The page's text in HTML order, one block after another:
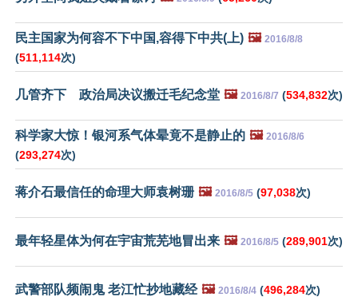
民主国家为何容不下中国,容得下中共(上) 🖼️ 2016/8/8
(511,114次)
几管齐下 政治局决议搬迁毛纪念堂 🖼️ 2016/8/7 (534,832次)
科学家大惊！银河系气体晕竟不是静止的 🖼️ 2016/8/6
(293,274次)
蒋介石最信任的命理大师袁树珊 🖼️ 2016/8/5 (97,038次)
最年轻星体为何在宇宙荒芜地冒出来 🖼️ 2016/8/5 (289,901次)
武警部队频闹鬼 老江忙抄地藏经 🖼️ 2016/8/4 (496,284次)